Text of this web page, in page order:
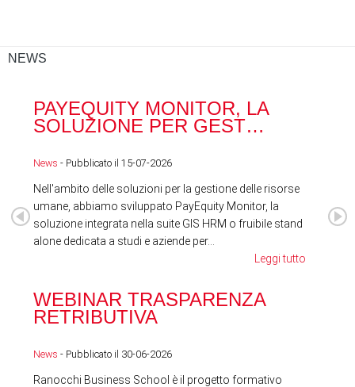
NEWS
PAYEQUITY MONITOR, LA
SOLUZIONE PER GEST…
News - Pubblicato il 15-07-2026
Nell'ambito delle soluzioni per la gestione delle risorse
umane, abbiamo sviluppato PayEquity Monitor, la
soluzione integrata nella suite GIS HRM o fruibile stand
alone dedicata a studi e aziende per...
Leggi tutto
WEBINAR TRASPARENZA
RETRIBUTIVA
News - Pubblicato il 30-06-2026
Ranocchi Business School è il progetto formativo